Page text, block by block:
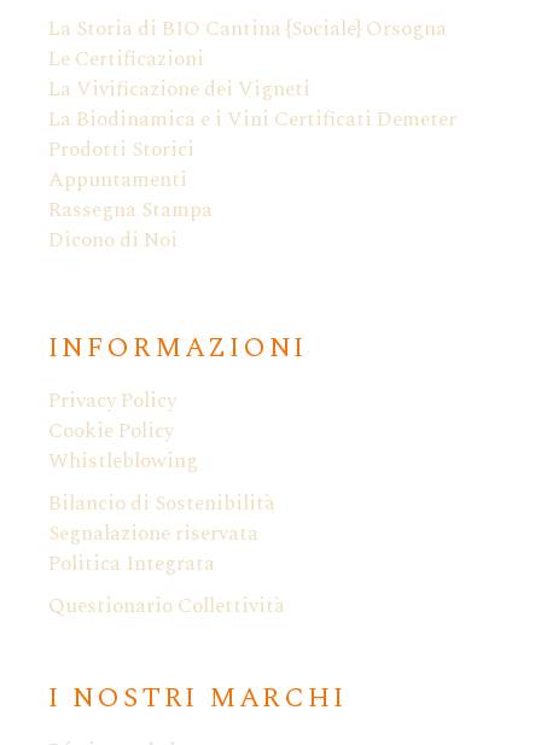
La Storia di BIO Cantina {Sociale} Orsogna
Le Certificazioni
La Vivificazione dei Vigneti
La Biodinamica e i Vini Certificati Demeter
Prodotti Storici
Appuntamenti
Rassegna Stampa
Dicono di Noi
INFORMAZIONI
Privacy Policy
Cookie Policy
Whistleblowing
Bilancio di Sostenibilità
Segnalazione riservata
Politica Integrata
Questionario Collettività
I NOSTRI MARCHI